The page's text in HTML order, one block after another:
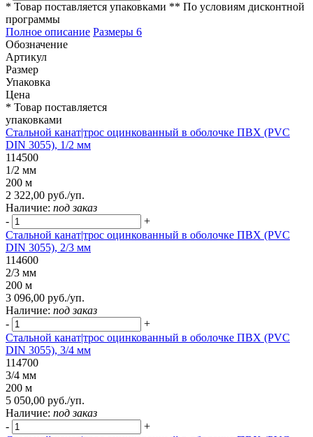
* Товар поставляется упаковками ** По условиям дисконтной
программы
Полное описание Размеры 6
Обозначение
Артикул
Размер
Упаковка
Цена
* Товар поставляется
упаковками
Стальной канат|трос оцинкованный в оболочке ПВХ (PVC
DIN 3055), 1/2 мм
114500
1/2 мм
200 м
2 322,00 руб./уп.
Наличие: под заказ
-
+
Стальной канат|трос оцинкованный в оболочке ПВХ (PVC
DIN 3055), 2/3 мм
114600
2/3 мм
200 м
3 096,00 руб./уп.
Наличие: под заказ
-
+
Стальной канат|трос оцинкованный в оболочке ПВХ (PVC
DIN 3055), 3/4 мм
114700
3/4 мм
200 м
5 050,00 руб./уп.
Наличие: под заказ
-
+